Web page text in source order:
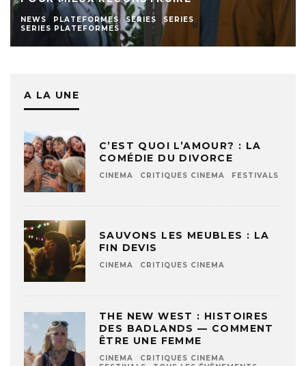
NEWS PLATEFORMES SERIES
SERIES
SERIES PLATEFORMES
A LA UNE
C’EST QUOI L’AMOUR? : LA
COMÉDIE DU DIVORCE
CINEMA CRITIQUES CINEMA FESTIVALS
SAUVONS LES MEUBLES : LA
FIN DEVIS
CINEMA CRITIQUES CINEMA
THE NEW WEST : HISTOIRES
DES BADLANDS — COMMENT
ÊTRE UNE FEMME
CINEMA
CRITIQUES CINEMA